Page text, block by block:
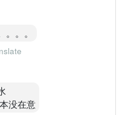
。。
没在意